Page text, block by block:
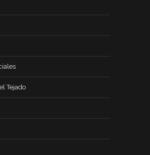
Tejado